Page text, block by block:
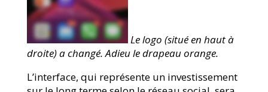
Le logo (situé en haut à
droite) a changé. Adieu le drapeau orange.
L’interface, qui représente un investissement